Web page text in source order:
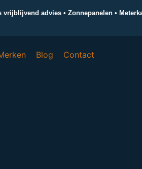
vrijblijvend advies • Zonnepanelen •
Blog Contact